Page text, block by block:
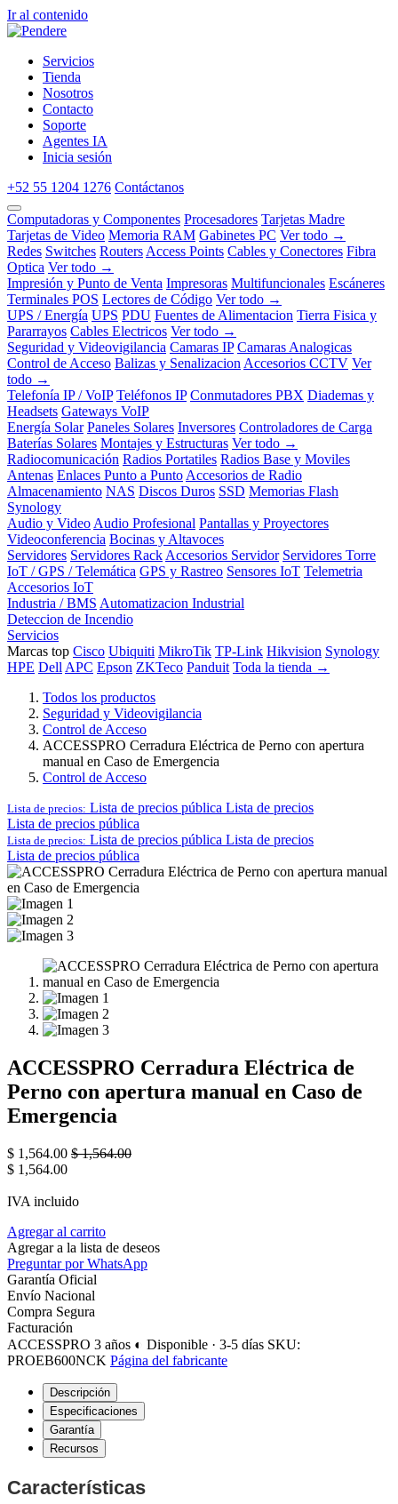
Ir al contenido
Servicios
Tienda
Nosotros
Contacto
Soporte
Agentes IA
Inicia sesión
+52 55 1204 1276 Contáctanos
Computadoras y Componentes Procesadores Tarjetas Madre
Tarjetas de Video Memoria RAM Gabinetes PC Ver todo →
Redes Switches Routers Access Points Cables y Conectores Fibra
Optica Ver todo →
Impresión y Punto de Venta Impresoras Multifuncionales Escáneres
Terminales POS Lectores de Código Ver todo →
UPS / Energía UPS PDU Fuentes de Alimentacion Tierra Fisica y
Pararrayos Cables Electricos Ver todo →
Seguridad y Videovigilancia Camaras IP Camaras Analogicas
Control de Acceso Balizas y Senalizacion Accesorios CCTV Ver
todo →
Telefonía IP / VoIP Teléfonos IP Conmutadores PBX Diademas y
Headsets Gateways VoIP
Energía Solar Paneles Solares Inversores Controladores de Carga
Baterías Solares Montajes y Estructuras Ver todo →
Radiocomunicación Radios Portatiles Radios Base y Moviles
Antenas Enlaces Punto a Punto Accesorios de Radio
Almacenamiento NAS Discos Duros SSD Memorias Flash
Synology
Audio y Video Audio Profesional Pantallas y Proyectores
Videoconferencia Bocinas y Altavoces
Servidores Servidores Rack Accesorios Servidor Servidores Torre
IoT / GPS / Telemática GPS y Rastreo Sensores IoT Telemetria
Accesorios IoT
Industria / BMS Automatizacion Industrial
Deteccion de Incendio
Servicios
Marcas top Cisco Ubiquiti MikroTik TP-Link Hikvision Synology
HPE Dell APC Epson ZKTeco Panduit Toda la tienda →
Todos los productos
Seguridad y Videovigilancia
Control de Acceso
ACCESSPRO Cerradura Eléctrica de Perno con apertura
manual en Caso de Emergencia
Control de Acceso
Lista de precios: Lista de precios pública Lista de precios
Lista de precios pública
Lista de precios: Lista de precios pública Lista de precios
Lista de precios pública
ACCESSPRO Cerradura Eléctrica de
Perno con apertura manual en Caso de
Emergencia
$ 1,564.00 $1,564.00
$ 1,564.00
IVA incluido
Agregar al carrito
Agregar a la lista de deseos
Preguntar por WhatsApp
Garantía Oficial
Envío Nacional
Compra Segura
Facturación
ACCESSPRO 3 años ◐ Disponible · 3-5 días SKU:
PROEB600NCK Página del fabricante
Descripción
Especificaciones
Garantía
Recursos
Características